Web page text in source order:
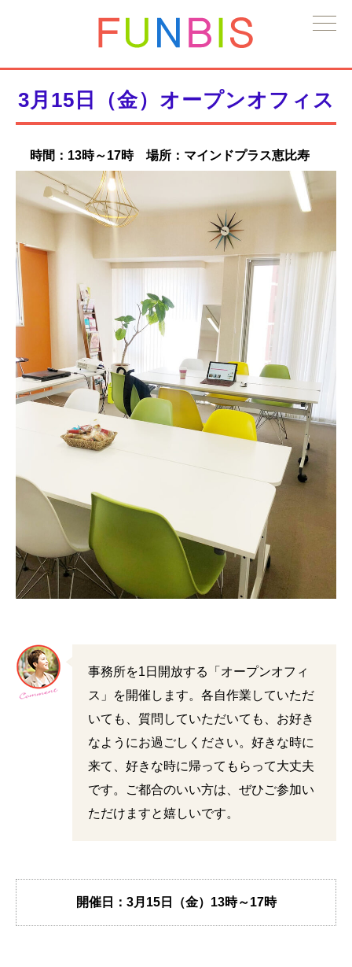
3月15日（金）オープンオフィス
時間：13時～17時 場所：マインドプラス恵比寿
事務所を1日開放する「オープンオフィ
ス」を開催します。各自作業していただ
いても、質問していただいても、お好き
なようにお過ごしください。好きな時に
来て、好きな時に帰ってもらって大丈夫
です。ご都合のいい方は、ぜひご参加い
ただけますと嬉しいです。
開催日：3月15日（金） 13時～17時